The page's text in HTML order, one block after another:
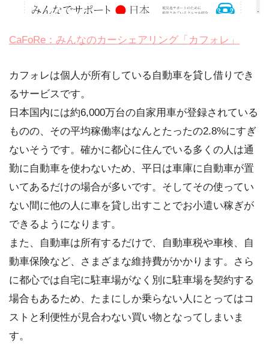
CaFoRe：みんなのカーシェアリング「カフォレ」
カフォレは個人が所有している自動車を貸し借りでき
るサービスです。
日本国内には約6,000万台の自家用車が登録されている
ものの、その平均稼働率はなんとたったの2.8%にすぎ
ないそうです。確かに都心に住んでいる多くの人は通
勤に自動車を使わないため、平日は車庫に自動車が置
いてあるだけの場合が多いです。そしてその使ってい
ない間に他の人に車を貸し出すことでお小遣い稼ぎが
できるようになります。
また、自動車は所有するだけで、自動車税や車検、自
動車保険など、さまざまな維持費がかかります。さら
に都心では自宅に駐車場がなく別に駐車場を契約する
場合もあるため、たまにしか乗らない人にとってはコ
ストと利便性が見合わない買い物となってしまいま
す。